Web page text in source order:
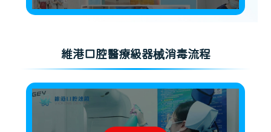
維港口腔醫療級器械消毒流程